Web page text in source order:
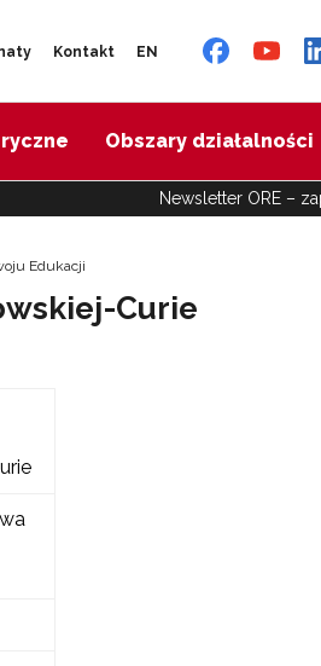
Kontakt EN
Obszary działalności
Newsletter ORE –
Edukacji
Curie